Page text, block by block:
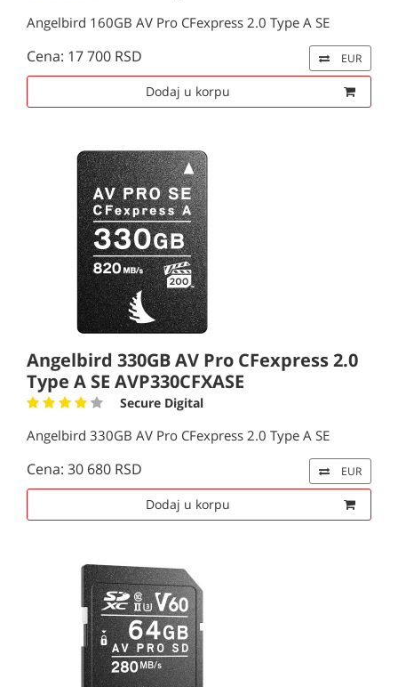
Angelbird 160GB AV Pro CFexpress 2.0 Type A SE
Cena: 17 700 RSD EUR
Dodaj u korpu
Angelbird 330GB AV Pro CFexpress 2.0
Type A SE AVP330CFXASE
Secure Digital
Angelbird 330GB AV Pro CFexpress 2.0 Type A SE
Cena: 30 680 RSD EUR
Dodaj u korpu